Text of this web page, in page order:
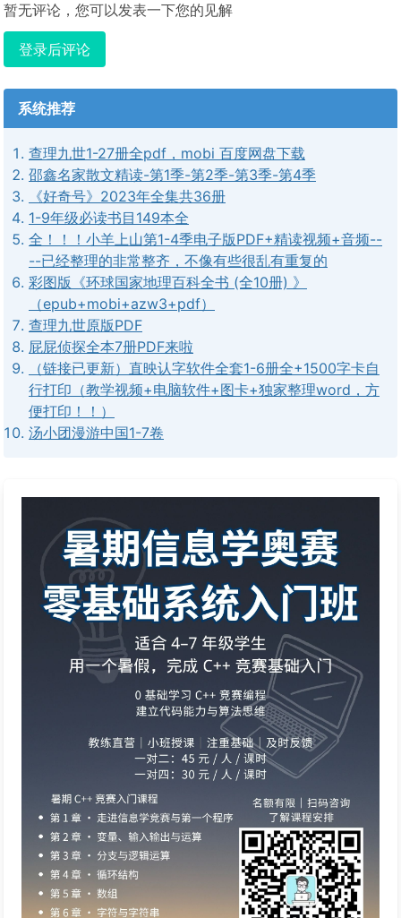
暂无评论，您可以发表一下您的见解
登录后评论
系统推荐
查理九世1-27册全pdf，mobi 百度网盘下载
邵鑫名家散文精读-第1季-第2季-第3季-第4季
《好奇号》2023年全集共36册
1-9年级必读书目149本全
全！！！小羊上山第1-4季电子版PDF+精读视频+音频--
--已经整理的非常整齐，不像有些很乱有重复的
彩图版《环球国家地理百科全书 (全10册) 》
（epub+mobi+azw3+pdf）
查理九世原版PDF
屁屁侦探全本7册PDF来啦
（链接已更新）直映认字软件全套1-6册全+1500字卡自
行打印（教学视频+电脑软件+图卡+独家整理word，方
便打印！！）
汤小团漫游中国1-7卷